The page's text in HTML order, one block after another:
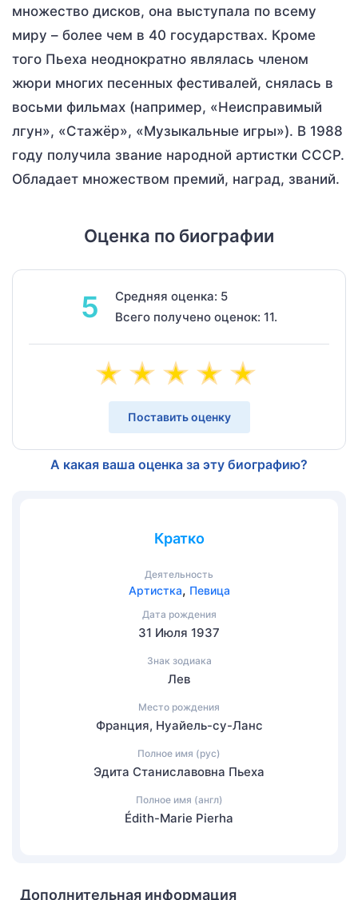
множество дисков, она выступала по всему
миру – более чем в 40 государствах. Кроме
того Пьеха неоднократно являлась членом
жюри многих песенных фестивалей, снялась в
восьми фильмах (например, «Неисправимый
лгун», «Стажёр», «Музыкальные игры»). В 1988
году получила звание народной артистки СССР.
Обладает множеством премий, наград, званий.
Оценка по биографии
5
Средняя оценка: 5
Всего получено оценок: 11.
Поставить оценку
А какая ваша оценка за эту биографию?
Кратко
Деятельность
Артистка, Певица
Дата рождения
31 Июля 1937
Знак зодиака
Лев
Место рождения
Франция, Нуайель-су-Ланс
Полное имя (рус)
Эдита Станиславовна Пьеха
Полное имя (англ)
Édith-Marie Pierha
Дополнительная информация